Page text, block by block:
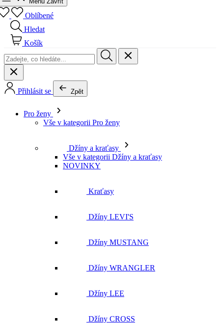
Oblíbené
Hledat
Košík
Přihlásit se Zpět
Pro ženy
Vše v kategorii Pro ženy
Džíny a kraťasy
Vše v kategorii Džíny a kraťasy
NOVINKY
Kraťasy
Džíny LEVI'S
Džíny MUSTANG
Džíny WRANGLER
Džíny LEE
Džíny CROSS